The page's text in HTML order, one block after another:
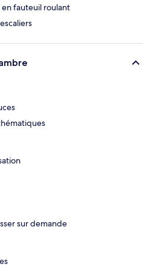
en fauteuil roulant
sur demande